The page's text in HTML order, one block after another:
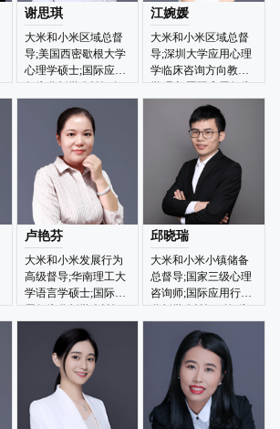
谢思琪
大米和小米区域总督
导;美国西密歇根大学
心理学硕士;国际应用
江婉媛
大米和小米区域总督
导;深圳大学应用心理
学临床咨询方向教育
分析学会认证行为分
析师BCBA
卢艳芬
大米和小米发展行为
高级督导;华南理工大
学语言学硕士;国际应
行为分析师BCBA
邱晓瑞
大米和小米小镇储备
总督导;国家三级心理
咨询师;国际应用行为